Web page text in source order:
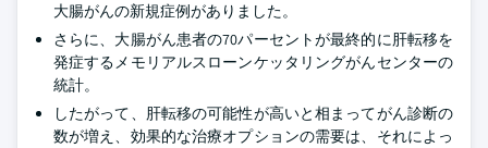
大腸がんの新規症例がありました。
さらに、大腸がん患者の70パーセントが最終的に肝転移を
発症するメモリアルスローンケッタリングがんセンターの
統計。
したがって、肝転移の可能性が高いと相まってがん診断の
数が増え、効果的な治療オプションの需要は、それによっ